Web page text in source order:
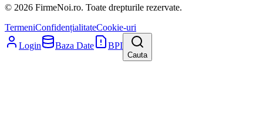
© 2026 FirmeNoi.ro. Toate drepturile rezervate.
TermeniConfidențialitateCookie-uri
Login
Baza Date BPI
Cauta